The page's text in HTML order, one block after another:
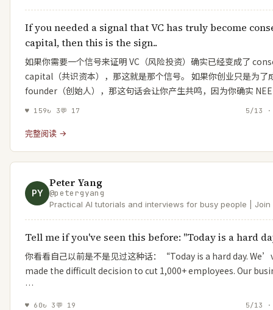
If you needed a signal that VC has truly become
capital, then this is the sign..
如果你需要一个信号来证明 VC（风险投资）确实已经变成了
capital（共识资本），那这就是那个信号。 如果你创业只是为了
founder（创始人），那这句话会让你产生共鸣，因为你确实
♥ 159↻ 3💬 17 5/13
完整阅读 →
PY
Peter Yang
@petergyang
Practical AI tutorials and interviews for busy people | Join
Tell me if you've seen this before: "Today is a hard
你看看自己以前是不是见过这种话：“Today is a hard day.
made the difficult decision to cut 1,000+ employees. Our
…
♥ 60↻ 3 💬 19 5/13